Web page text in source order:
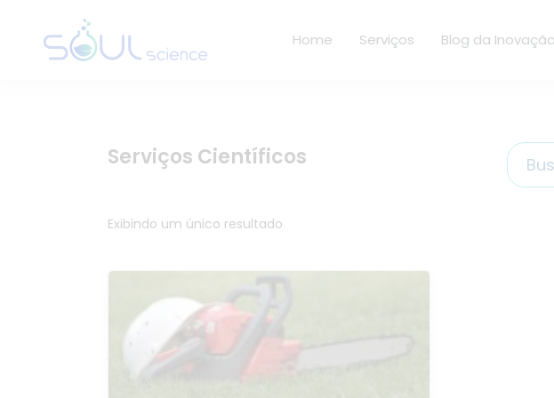
Home Serviços Blog da Inovação
Serviços Científicos
Exibindo um único resultado